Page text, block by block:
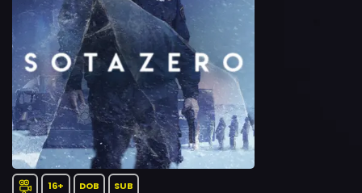
16+ DOB SUB